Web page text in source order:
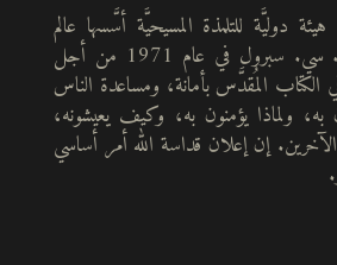
دوليَّة للتلمذة المسيحيَّة أسَّسها عالم
اللاهوت الدكتور أر. سي. سبرول في عام 1971 من أجل
الكتاب المُقدَّس بأمانة، ومساعدة الناس
ولماذا يؤمنون به، وكيف يعيشونه،
إن إعلان قداسة الله أمر أساسي